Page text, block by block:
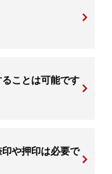
ことは可能です
や押印は必要で